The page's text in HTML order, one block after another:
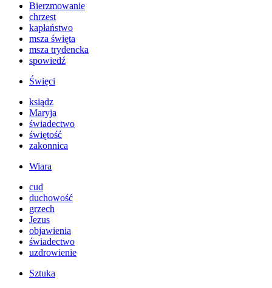
Bierzmowanie
chrzest
kapłaństwo
msza święta
msza trydencka
spowiedź
Święci
ksiądz
Maryja
świadectwo
świętość
zakonnica
Wiara
cud
duchowość
grzech
Jezus
objawienia
świadectwo
uzdrowienie
Sztuka